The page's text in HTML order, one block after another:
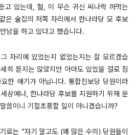
고 있는데, 헐, 이 무슨 귀신 씨나락 까먹는
은 술집의 저쪽 자리에서 한나라당 모 후보
남을 하고 있다고 했습니다.
자리에 있었는지 없었는지는 잘 모르겠습
히 듣지는 않았지만 아마도 있었을 걸로 짐
한 얘기가 아닙니다. 통합진보당 당원이라
상에나, 한나라당 후보를 지원하기 위해 운
씀이니 기절초풍할 일이 아니겠습니까?
로는 “자기 말고도 (꽤 많은 수의) 당원들이